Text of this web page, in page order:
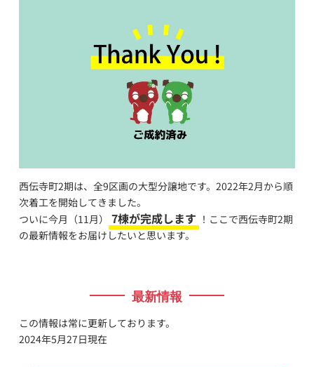
西伝寺町2期は、全9区画の大型分譲地です。2022年2月から順
次着工を開始してきました。
ついに今月（11月）
7棟が完成します ！ここで西伝寺町2期
の最新情報をお届けしたいと思います。
最新情報
この情報は常に更新しております。
2024年5月27日現在